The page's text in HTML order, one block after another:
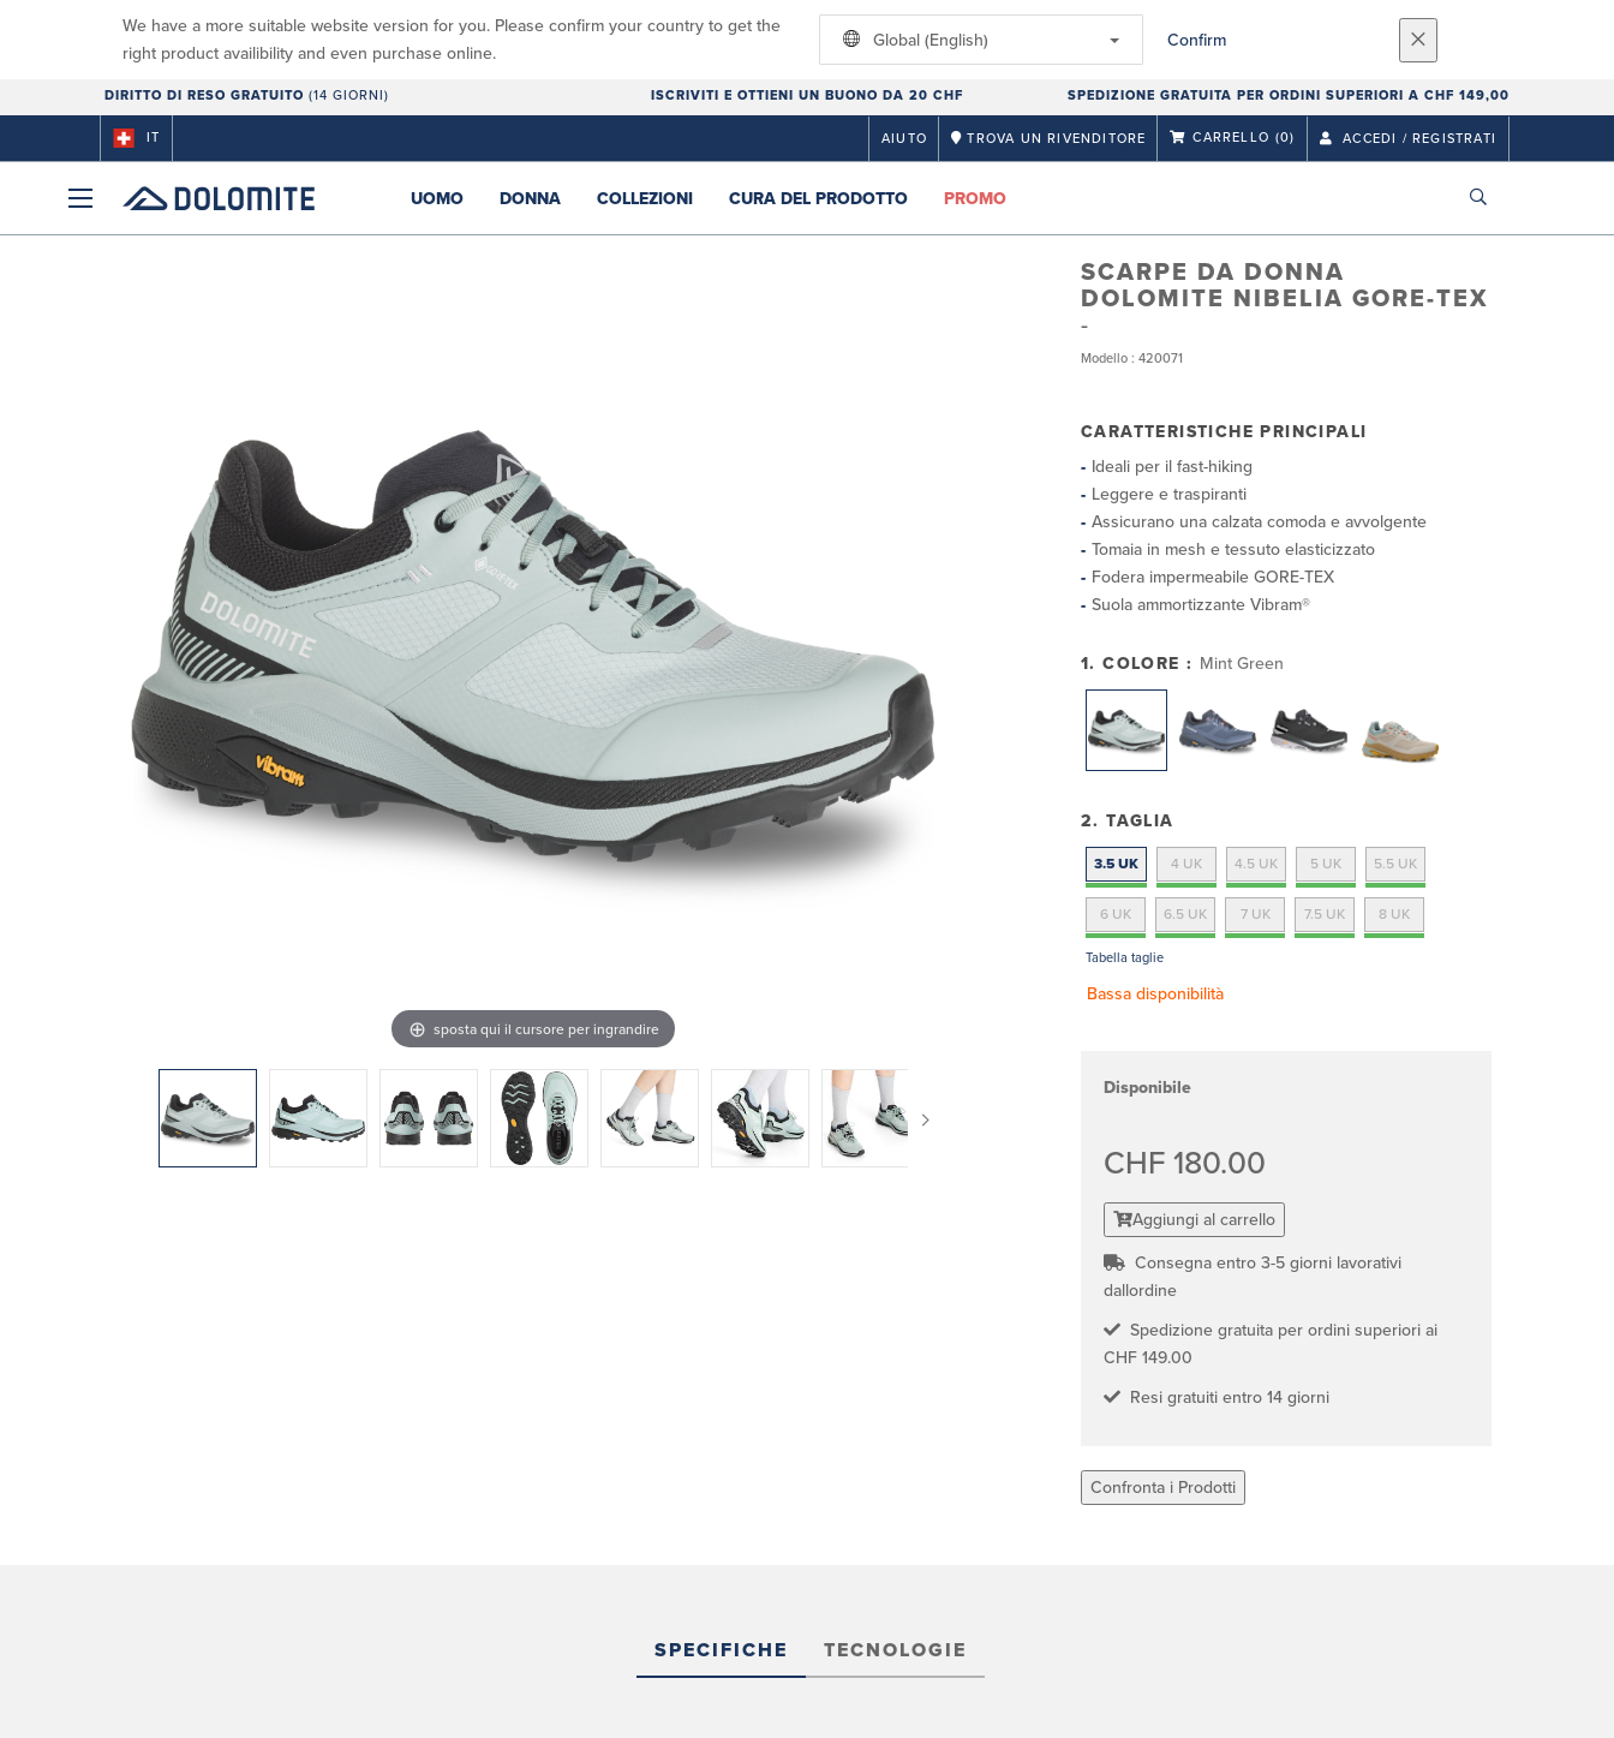
We have a more suitable website version for you. Please confirm your country to get the
right product availibility and even purchase online.
Global (English) Confirm
DIRITTO DI RESO GRATUITO (14 GIORNI) ISCRIVITI E OTTIENI UN BUONO DA 20 CHF SPEDIZIONE GRATUITA PER ORDINI SUPERIORI A CHF 149,00
IT AIUTO TROVA UN RIVENDITORE CARRELLO (0) ACCEDI / REGISTRATI
UOMO DONNA COLLEZIONI CURA DEL PRODOTTO PROMO
SCARPE DA DONNA
DOLOMITE NIBELIA GORE-TEX
Modello : 420071
sposta qui il cursore per ingrandire
CARATTERISTICHE PRINCIPALI
Ideali per il fast-hiking
Leggere e traspiranti
Assicurano una calzata comoda e avvolgente
Tomaia in mesh e tessuto elasticizzato
Fodera impermeabile GORE-TEX
Suola ammortizzante Vibram®
1. COLORE : Mint Green
2. TAGLIA
3.5 UK 4 UK 4.5 UK 5 UK 5.5 UK
6 UK 6.5 UK 7 UK 7.5 UK 8 UK
Tabella taglie
Bassa disponibilità
Disponibile
CHF 180.00
Aggiungi al carrello
Consegna entro 3-5 giorni lavorativi
dallordine
Spedizione gratuita per ordini superiori ai
CHF 149.00
Resi gratuiti entro 14 giorni
Confronta i Prodotti
SPECIFICHE TECNOLOGIE